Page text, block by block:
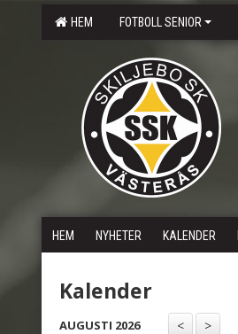
HEM FOTBOLL SENIOR
HEM NYHETER KALENDER
Kalender
AUGUSTI 2026